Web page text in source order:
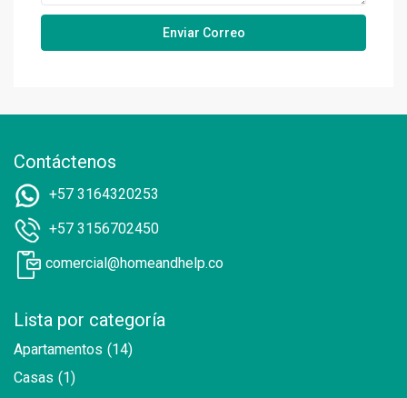
Contáctenos
+57 3164320253
+57 3156702450
comercial@homeandhelp.co
Lista por categoría
Apartamentos (14)
Casas (1)